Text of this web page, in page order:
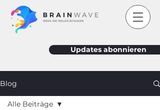
Updates abonnieren
Blog
Alle Beiträge